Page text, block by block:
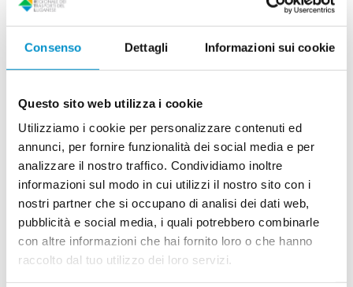
Consenso Dettagli Informazioni sui cookie
Questo sito web utilizza i cookie
Utilizziamo i cookie per personalizzare contenuti ed
annunci, per fornire funzionalità dei social media e per
analizzare il nostro traffico. Condividiamo inoltre
informazioni sul modo in cui utilizzi il nostro sito con i
nostri partner che si occupano di analisi dei dati web,
pubblicità e social media, i quali potrebbero combinarle
con altre informazioni che hai fornito loro o che hanno
raccolto dal tuo utilizzo dei loro servizi.
ribadito quanto detto dal Consiglio federale lo scorso
agostoin risposta a un’interpellanza di Piero Marchesi.
nell’ambito di un Piano di agglomerato. Tenendo presente
che un’opera deve essere integrata in una strategia globale
insediamenti. «Lo scorso agosto, a seguito di una mia
un finanziamento federale per la circonvallazione Agno-
Bioggio era possibile. Un’indicazione che avevo anticipato
quasiun anno prima, visto che me l’aveva fornita il
Consigliere federale Albert Rösti in un colloquio privato»,
ha scritto il presidente dell’UDC e sindaco di Tresa, Piero
Marchesi. Il Dipartimento del territorio – e in particolare il
direttore Claudio Zali – ha scelto di non muoversi,
rifiutando di chiedere i fondi, o anche solo di incontrare
Rösti. La risposta ufficiale del Consigliere federale